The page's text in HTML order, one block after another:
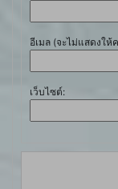
อีเมล (จะไม่แสดงให้
เว็บไซต์: